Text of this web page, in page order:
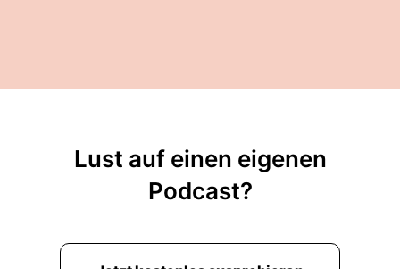
Lust auf einen eigenen
Podcast?